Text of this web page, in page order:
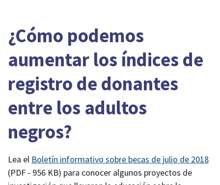
¿Cómo podemos
aumentar los índices de
registro de donantes
entre los adultos
negros?
Lea el Boletín informativo sobre becas de julio de 2018
(PDF - 956 KB) para conocer algunos proyectos de